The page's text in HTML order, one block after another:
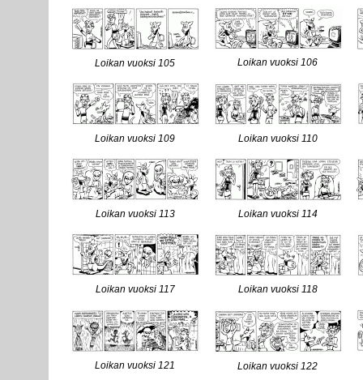
Loikan vuoksi 105 Loikan vuoksi 106
Loikan vuoksi 109 Loikan vuoksi 110
Loikan vuoksi 113 Loikan vuoksi 114
Loikan vuoksi 117 Loikan vuoksi 118
Loikan vuoksi 121 Loikan vuoksi 122